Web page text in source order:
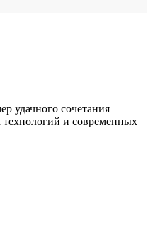
удачного сочетания
технологий и современных